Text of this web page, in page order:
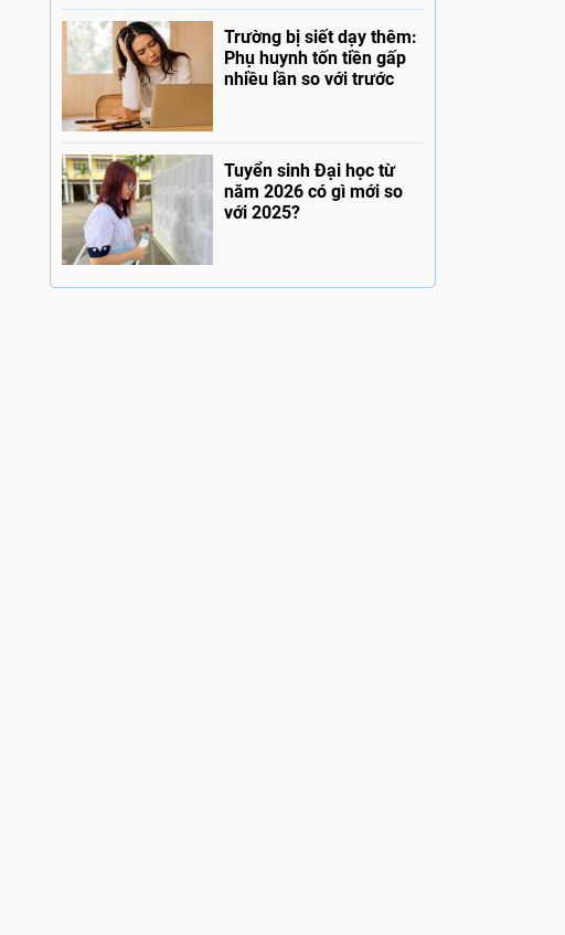
Trường bị siết dạy thêm:
Phụ huynh tốn tiền gấp
nhiều lần so với trước
Tuyển sinh Đại học từ
năm 2026 có gì mới so
với 2025?